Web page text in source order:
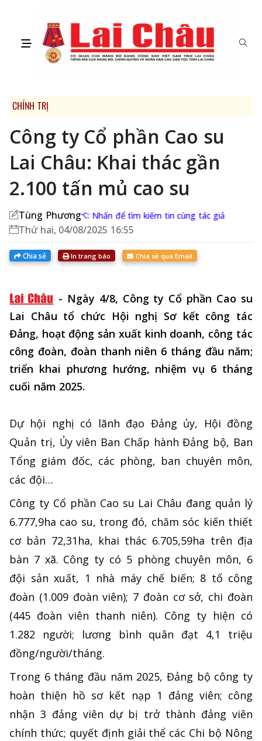
CHÍNH TRỊ
Công ty Cổ phần Cao su
Lai Châu: Khai thác gần
2.100 tấn mủ cao su
Tùng Phương Nhấn để tìm kiếm tin cùng tác giả
Thứ hai, 04/08/2025 16:55
Chia sẻ In trang báo Chia sẻ qua Email
- Ngày 4/8, Công ty Cổ phần Cao su
Lai Châu tổ chức Hội nghị Sơ kết công tác
Đảng, hoạt động sản xuất kinh doanh, công tác
công đoàn, đoàn thanh niên 6 tháng đầu năm;
triển khai phương hướng, nhiệm vụ 6 tháng
cuối năm 2025.
Dự hội nghị có lãnh đạo Đảng ủy, Hội đồng
Quản trị, Ủy viên Ban Chấp hành Đảng bộ, Ban
Tổng giám đốc, các phòng, ban chuyên môn,
các đội…
Công ty Cổ phần Cao su Lai Châu đang quản lý
6.777,9ha cao su, trong đó, chăm sóc kiến thiết
cơ bản 72,31ha, khai thác 6.705,59ha trên địa
bàn 7 xã. Công ty có 5 phòng chuyên môn, 6
đội sản xuất, 1 nhà máy chế biến; 8 tổ công
đoàn (1.009 đoàn viên); 7 đoàn cơ sở, chi đoàn
(445 đoàn viên thanh niên). Công ty hiện có
1.282 người; lương bình quân đạt 4,1 triệu
đồng/người/tháng.
Trong 6 tháng đầu năm 2025, Đảng bộ công ty
hoàn thiện hồ sơ kết nạp 1 đảng viên; công
nhận 3 đảng viên dự bị trở thành đảng viên
chính thức; quyết định giải thể các Chi bộ Nông